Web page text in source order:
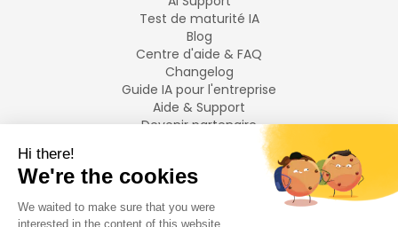
Test de maturité IA
Blog
Centre d'aide & FAQ
Changelog
Guide IA pour l'entreprise
Aide & Support
Devenir partenaire
LANGUES